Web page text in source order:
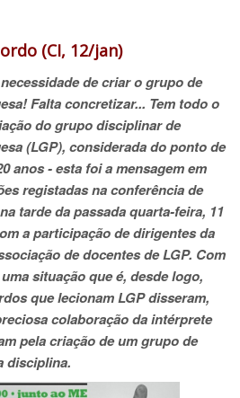
(CI, 12/jan)
de criar o grupo de
Falta concretizar... Tem todo o
do grupo disciplinar de
(LGP), considerada do ponto de
anos - esta foi a mensagem em
registadas na conferência de
tarde da passada quarta-feira, 11
a participação de dirigentes da
de docentes de LGP. Com
situação que é, desde logo,
que lecionam LGP disseram,
colaboração da intérprete
pela criação de um grupo de
disciplina.